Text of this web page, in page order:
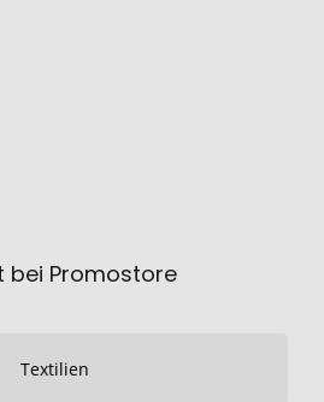
bei Promostore
Textilien